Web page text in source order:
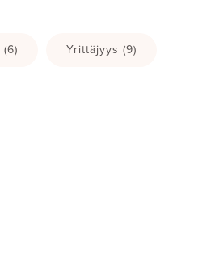
(6) Yrittäjyys (9)